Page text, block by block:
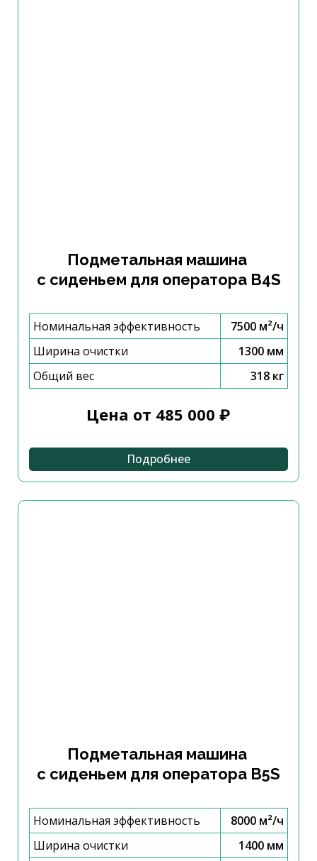
Подметальная машина
с сиденьем для оператора B4S
Номинальная эффективность
7500 м²/ч
Ширина очистки
1300 мм
Общий вес
318 кг
Цена от 485 000 ₽
Подробнее
Подметальная машина
с сиденьем для оператора B5S
Номинальная эффективность
8000 м²/ч
Ширина очистки
1400 мм